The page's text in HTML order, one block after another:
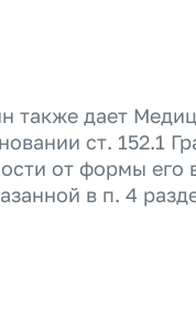
также дает
ст. 152.1
от формы
в п. 4